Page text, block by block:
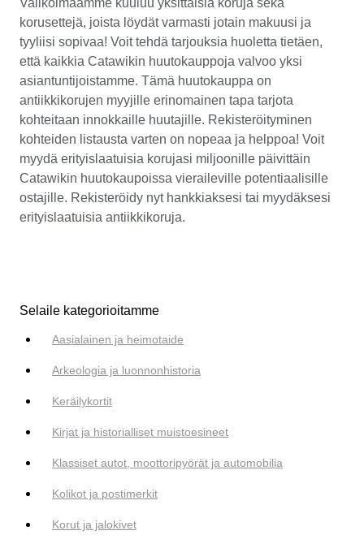
Valikoimaamme kuuluu yksittäisiä koruja sekä
korusettejä, joista löydät varmasti jotain makuusi ja
tyyliisi sopivaa! Voit tehdä tarjouksia huoletta tietäen,
että kaikkia Catawikin huutokauppoja valvoo yksi
asiantuntijoistamme. Tämä huutokauppa on
antiikkikorujen myyjille erinomainen tapa tarjota
kohteitaan innokkaille huutajille. Rekisteröityminen
kohteiden listausta varten on nopeaa ja helppoa! Voit
myydä erityislaatuisia korujasi miljoonille päivittäin
Catawikin huutokaupoissa vieraileville potentiaalisille
ostajille. Rekisteröidy nyt hankkiaksesi tai myydäksesi
erityislaatuisia antiikkikoruja.
Selaile kategorioitamme
Aasialainen ja heimotaide
Arkeologia ja luonnonhistoria
Keräilykortit
Kirjat ja historialliset muistoesineet
Klassiset autot, moottoripyörät ja automobilia
Kolikot ja postimerkit
Korut ja jalokivet